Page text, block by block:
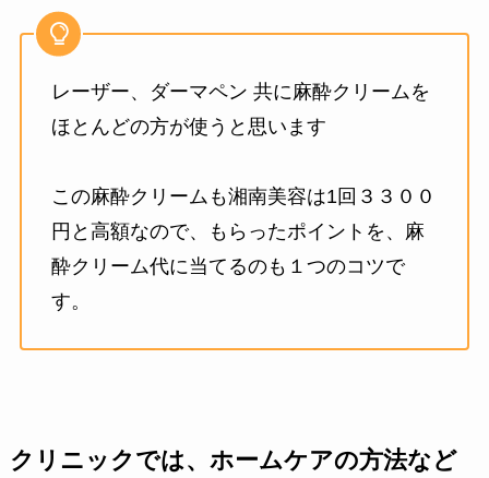
レーザー、ダーマペン 共に麻酔クリームを
ほとんどの方が使うと思います
この麻酔クリームも湘南美容は1回３３００
円と高額なので、もらったポイントを、麻
酔クリーム代に当てるのも１つのコツで
す。
クリニックでは、ホームケアの方法など